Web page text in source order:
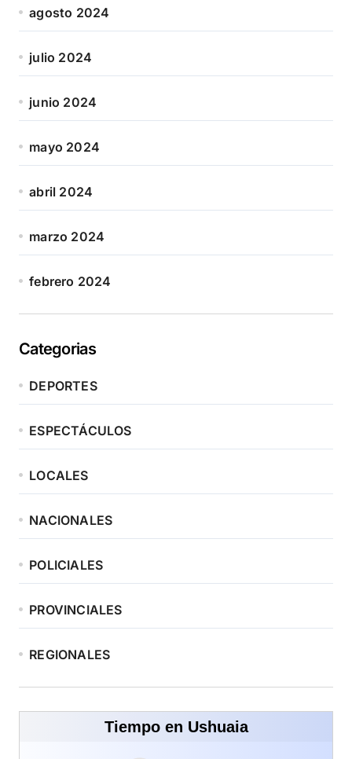
agosto 2024
julio 2024
junio 2024
mayo 2024
abril 2024
marzo 2024
febrero 2024
Categorias
DEPORTES
ESPECTÁCULOS
LOCALES
NACIONALES
POLICIALES
PROVINCIALES
REGIONALES
Tiempo en Ushuaia